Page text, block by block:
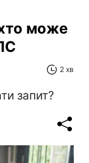
може
2 хв
запит?